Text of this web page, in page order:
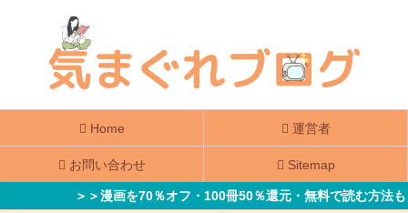
Home 運営者
お問い合わせ Sitemap
＞＞漫画を70％オフ・100冊50％還元・無料で読む方法も